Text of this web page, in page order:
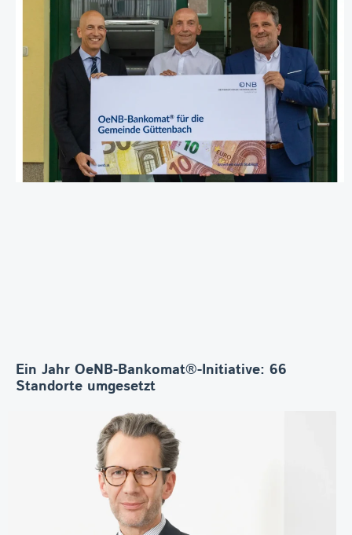
Ein Jahr OeNB-Bankomat®-Initiative: 66
Standorte umgesetzt